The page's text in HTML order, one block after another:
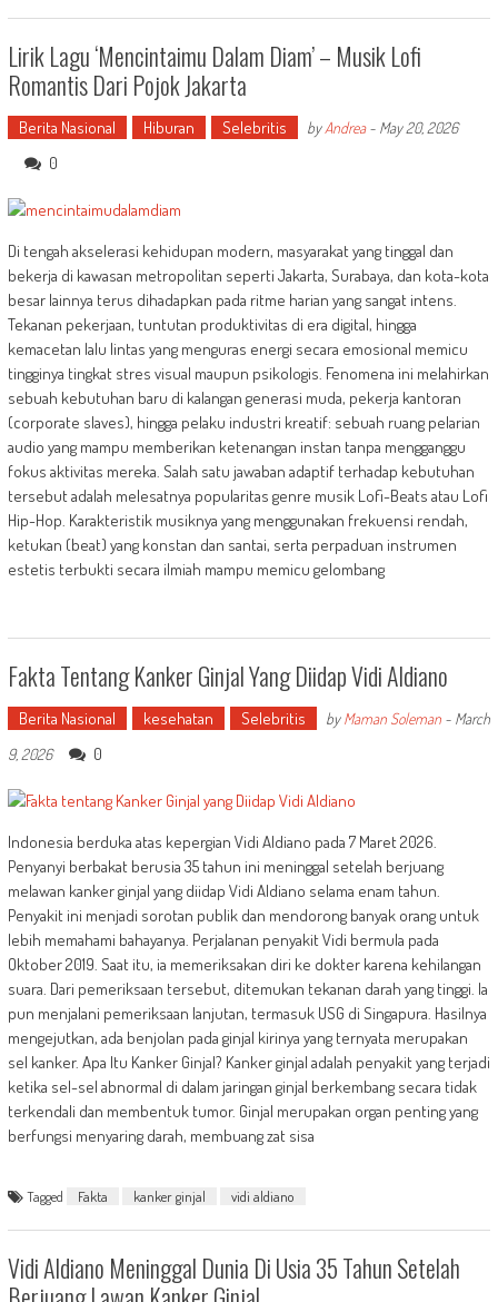
Lirik Lagu ‘Mencintaimu Dalam Diam’ – Musik Lofi
Romantis Dari Pojok Jakarta
Berita Nasional Hiburan Selebritis byAndrea- May 20, 2026
0
Di tengah akselerasi kehidupan modern, masyarakat yang tinggal dan
bekerja di kawasan metropolitan seperti Jakarta, Surabaya, dan kota-kota
besar lainnya terus dihadapkan pada ritme harian yang sangat intens.
Tekanan pekerjaan, tuntutan produktivitas di era digital, hingga
kemacetan lalu lintas yang menguras energi secara emosional memicu
tingginya tingkat stres visual maupun psikologis. Fenomena ini melahirkan
sebuah kebutuhan baru di kalangan generasi muda, pekerja kantoran
(corporate slaves), hingga pelaku industri kreatif: sebuah ruang pelarian
audio yang mampu memberikan ketenangan instan tanpa mengganggu
fokus aktivitas mereka. Salah satu jawaban adaptif terhadap kebutuhan
tersebut adalah melesatnya popularitas genre musik Lofi-Beats atau Lofi
Hip-Hop. Karakteristik musiknya yang menggunakan frekuensi rendah,
ketukan (beat) yang konstan dan santai, serta perpaduan instrumen
estetis terbukti secara ilmiah mampu memicu gelombang
Fakta Tentang Kanker Ginjal Yang Diidap Vidi Aldiano
Berita Nasional kesehatan Selebritis byMaman Soleman- March
9, 2026
0
Indonesia berduka atas kepergian Vidi Aldiano pada 7 Maret 2026.
Penyanyi berbakat berusia 35 tahun ini meninggal setelah berjuang
melawan kanker ginjal yang diidap Vidi Aldiano selama enam tahun.
Penyakit ini menjadi sorotan publik dan mendorong banyak orang untuk
lebih memahami bahayanya. Perjalanan penyakit Vidi bermula pada
Oktober 2019. Saat itu, ia memeriksakan diri ke dokter karena kehilangan
suara. Dari pemeriksaan tersebut, ditemukan tekanan darah yang tinggi. Ia
pun menjalani pemeriksaan lanjutan, termasuk USG di Singapura. Hasilnya
mengejutkan, ada benjolan pada ginjal kirinya yang ternyata merupakan
sel kanker. Apa Itu Kanker Ginjal? Kanker ginjal adalah penyakit yang terjadi
ketika sel-sel abnormal di dalam jaringan ginjal berkembang secara tidak
terkendali dan membentuk tumor. Ginjal merupakan organ penting yang
berfungsi menyaring darah, membuang zat sisa
Tagged Fakta kanker ginjal vidi aldiano
Vidi Aldiano Meninggal Dunia Di Usia 35 Tahun Setelah